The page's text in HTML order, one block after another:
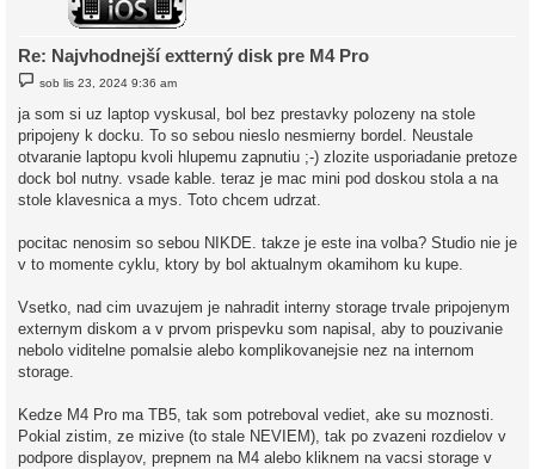
Re: Najvhodnejší extterný disk pre M4 Pro
s
p
ě
v
e
k
sob lis 23, 2024 9:36 am
ja som si uz laptop vyskusal, bol bez prestavky polozeny na stole
pripojeny k docku. To so sebou nieslo nesmierny bordel. Neustale
otvaranie laptopu kvoli hlupemu zapnutiu ;-) zlozite usporiadanie pretoze
dock bol nutny. vsade kable. teraz je mac mini pod doskou stola a na
stole klavesnica a mys. Toto chcem udrzat.
pocitac nenosim so sebou NIKDE. takze je este ina volba? Studio nie je
v to momente cyklu, ktory by bol aktualnym okamihom ku kupe.
Vsetko, nad cim uvazujem je nahradit interny storage trvale pripojenym
externym diskom a v prvom prispevku som napisal, aby to pouzivanie
nebolo viditelne pomalsie alebo komplikovanejsie nez na internom
storage.
Kedze M4 Pro ma TB5, tak som potreboval vediet, ake su moznosti.
Pokial zistim, ze mizive (to stale NEVIEM), tak po zvazeni rozdielov v
podpore displayov, prepnem na M4 alebo kliknem na vacsi storage v